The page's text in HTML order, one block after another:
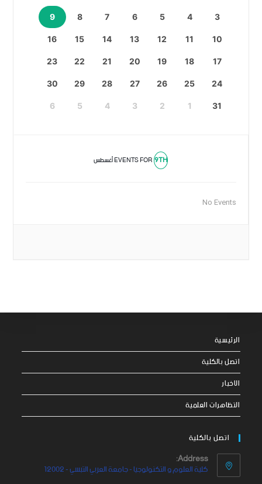
3
4
5
6
7
8
9
10
11
12
13
14
15
16
17
18
19
20
21
22
23
24
25
26
27
28
29
30
31
1
2
3
4
5
6
EVENTS FOR9TH أغسطس
No Events
الرئيسية
اتصل بالكلية
الاخبار
التظاهرات العلمية
اتصل بالكلية
Address:
كلية العلوم و التكنولوجيا - جامعة العربي التبسي - 12002